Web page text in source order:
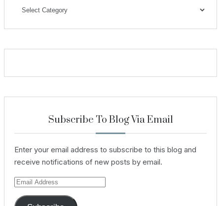
Subscribe To Blog Via Email
Enter your email address to subscribe to this blog and
receive notifications of new posts by email.
Email
Address